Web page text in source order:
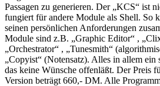
Passagen zu generieren. Der „KCS“ ist
fungiert für andere Module als Shell. So
seinen persönlichen Anforderungen
Module sind z.B. „Graphic Editor“ ,
„Orchestrator“ , „Tunesmith“
„Copyist“ (Notensatz). Alles in allem ein
das keine Wünsche offenläßt. Der Preis
Version beträgt 660,- DM. Alle